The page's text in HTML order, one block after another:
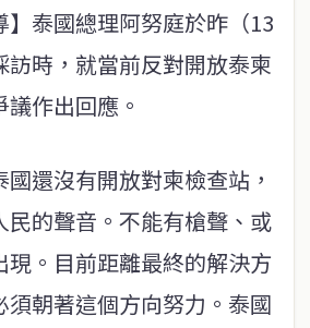
】泰國總理阿努庭於昨（13
訪時，就當前反對開放泰柬
作出回應。
還沒有開放對柬檢查站，
民的聲音。不能有槍聲、或
現。目前距離最終的解決方
須朝著這個方向努力。泰國